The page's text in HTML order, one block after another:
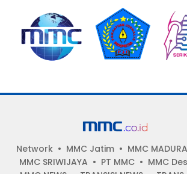
Network MMC Jatim MMC MADURA
MMC SRIWIJAYA
PT MMC MMC